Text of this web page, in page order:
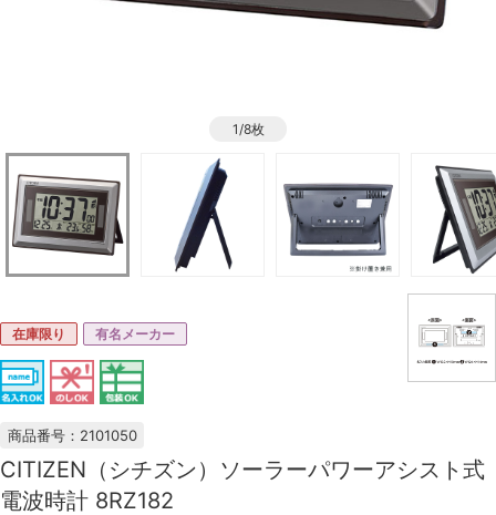
1/8枚
在庫限り 有名メーカー
商品番号：2101050
CITIZEN（シチズン）ソーラーパワーアシスト式
電波時計 8RZ182